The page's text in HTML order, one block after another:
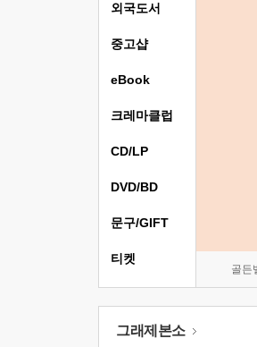
골든
외국도서
중고샵
eBook
크레마클럽
CD/LP
DVD/BD
문구/GIFT
티켓
그래제본소